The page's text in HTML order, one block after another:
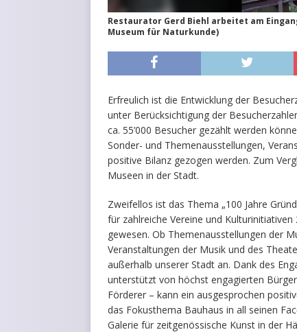
Restaurator Gerd Biehl arbeitet am
Museum für Naturkunde)
Erfreulich ist die Entwicklung der
unter Berücksichtigung der
ca. 55’000 Besucher gezählt werden
Sonder- und Themenausstellungen,
positive Bilanz gezogen werden. Zum
Museen in der Stadt.
Zweifellos ist das Thema „100 Jahre
für zahlreiche Vereine und
gewesen. Ob Themenausstellungen der
Veranstaltungen der Musik und des
außerhalb unserer Stadt an. Dank des
unterstützt von höchst engagierten
Förderer – kann ein ausgesprochen
das Fokusthema Bauhaus in all seinen
Galerie für zeitgenössische Kunst in der